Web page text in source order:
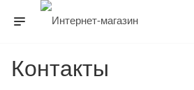
Контакты